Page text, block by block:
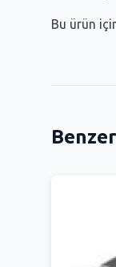
Bu ürün